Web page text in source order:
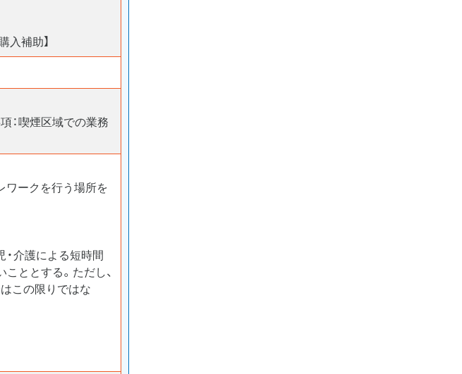
入補助】
：喫煙区域での業務
ワークを行う場所を
・介護による短時間
ととする。ただし、
この限りではな